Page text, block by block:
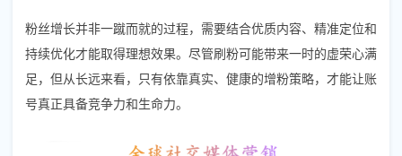
粉丝增长并非一蹴而就的过程，需要结合优质内容、精准定位和
持续优化才能取得理想效果。尽管刷粉可能带来一时的虚荣心满
足，但从长远来看，只有依靠真实、健康的增粉策略，才能让账
号真正具备竞争力和生命力。